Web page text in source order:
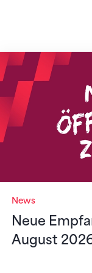
News
Neue
August
Neue